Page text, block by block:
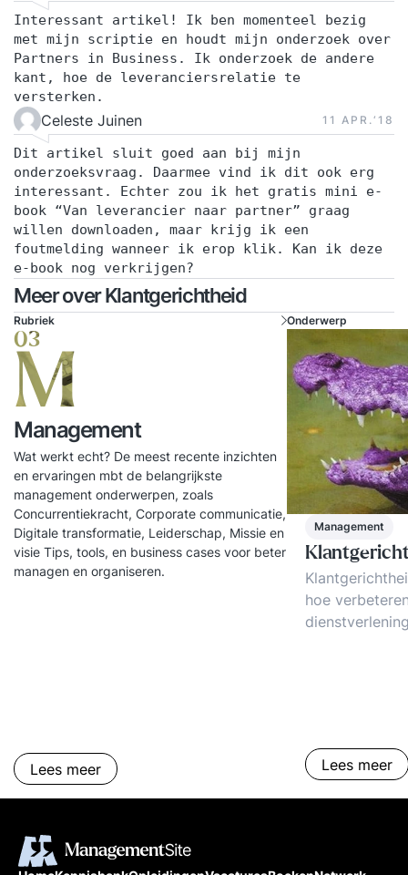
Interessant artikel! Ik ben momenteel bezig
met mijn scriptie en houdt mijn onderzoek over
Partners in Business. Ik onderzoek de andere
kant, hoe de leveranciersrelatie te
versterken.
Celeste Juinen 11 APR.‘18
Dit artikel sluit goed aan bij mijn
onderzoeksvraag. Daarmee vind ik dit ook erg
interessant. Echter zou ik het gratis mini e-
book “Van leverancier naar partner” graag
willen downloaden, maar krijg ik een
foutmelding wanneer ik erop klik. Kan ik deze
e-book nog verkrijgen?
Meer over Klantgerichtheid
Rubriek
03
M
Management
Wat werkt echt? De meest recente inzichten
en ervaringen mbt de belangrijkste
management onderwerpen, zoals
Concurrentiekracht, Corporate communicatie,
Digitale transformatie, Leiderschap, Missie en
visie Tips, tools, en business cases voor beter
managen en organiseren.
Lees meer
Onderwerp
Management
hoe
ter
tips.
Lees meer